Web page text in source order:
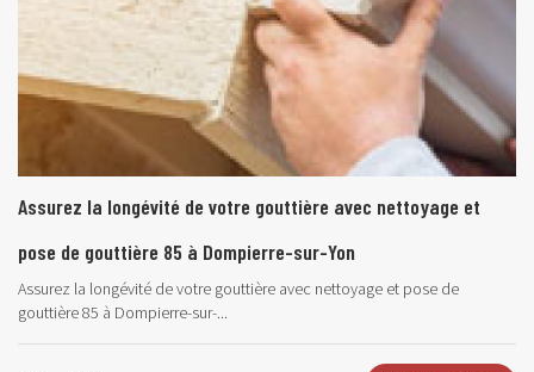
Assurez la longévité de votre gouttière avec nettoyage et
pose de gouttière 85 à Dompierre-sur-Yon
Assurez la longévité de votre gouttière avec nettoyage et pose de
gouttière 85 à Dompierre-sur-...